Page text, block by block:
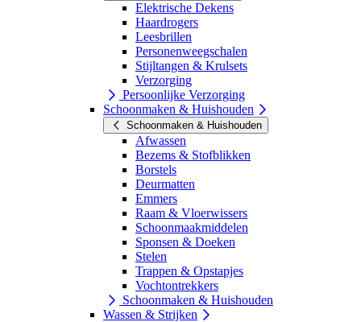
Elektrische Dekens
Haardrogers
Leesbrillen
Personenweegschalen
Stijltangen & Krulsets
Verzorging
Persoonlijke Verzorging
Schoonmaken & Huishouden
Schoonmaken & Huishouden
Afwassen
Bezems & Stofblikken
Borstels
Deurmatten
Emmers
Raam & Vloerwissers
Schoonmaakmiddelen
Sponsen & Doeken
Stelen
Trappen & Opstapjes
Vochtontrekkers
Schoonmaken & Huishouden
Wassen & Strijken